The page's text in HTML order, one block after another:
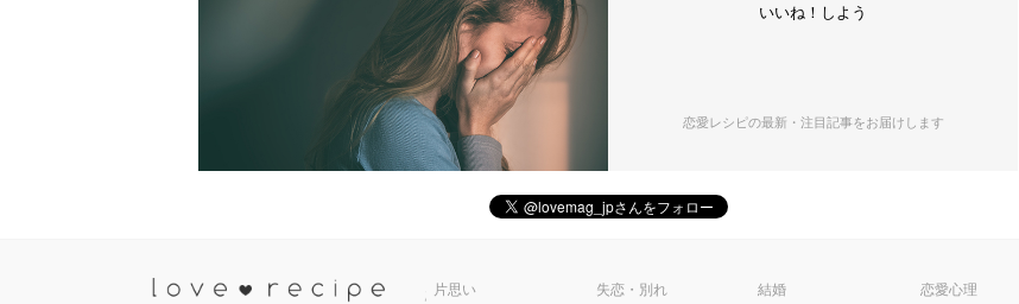
いいね！しよう
恋愛レシピの最新・注目記事をお届けします
片思い 失恋・別れ 結婚 恋愛心理
恋愛レシピ